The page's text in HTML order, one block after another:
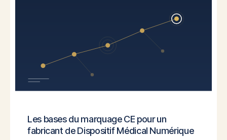
Les bases du marquage CE pour un
fabricant de Dispositif Médical Numérique